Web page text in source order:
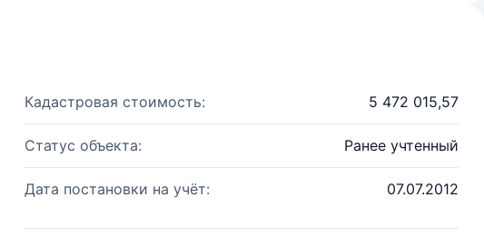
Кадастровая стоимость: 5 472 015,57
Статус объекта: Ранее учтенный
Дата постановки на учёт: 07.07.2012